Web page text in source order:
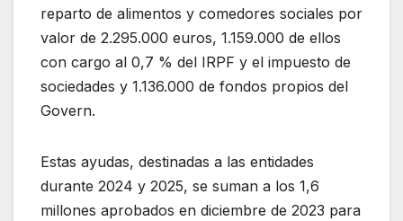
reparto de alimentos y comedores sociales por
valor de 2.295.000 euros, 1.159.000 de ellos
con cargo al 0,7 % del IRPF y el impuesto de
sociedades y 1.136.000 de fondos propios del
Govern.
Estas ayudas, destinadas a las entidades
durante 2024 y 2025, se suman a los 1,6
millones aprobados en diciembre de 2023 para